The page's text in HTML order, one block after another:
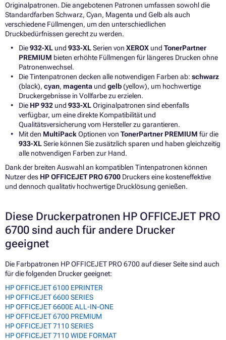
Originalpatronen. Die angebotenen Patronen umfassen sowohl die
Standardfarben Schwarz, Cyan, Magenta und Gelb als auch
verschiedene Füllmengen, um den unterschiedlichen
Druckbedürfnissen gerecht zu werden.
Die932-XL und 933-XLSerien von XEROX und TonerPartner
PREMIUM bieten erhöhte Füllmengen für längeres Drucken ohne
Patronenwechsel.
Die Tintenpatronen decken alle notwendigen Farben ab: schwarz
(black), cyan, magenta und gelb(yellow), um hochwertige
Druckergebnisse in Vollfarbe zu erzielen.
Die HP 932 und 933-XLOriginalpatronen sind ebenfalls
verfügbar, um eine direkte Kompatibilität und
Qualitätsversicherung vom Hersteller zu garantieren.
Mit den MultiPack Optionen von TonerPartner PREMIUM für die
933-XLSerie können Sie zusätzlich sparen und haben gleichzeitig
alle notwendigen Farben zur Hand.
Dank der breiten Auswahl an kompatiblen Tintenpatronen können
Nutzer des HP OFFICEJET PRO 6700 Druckers eine kosteneffektive
und dennoch qualitativ hochwertige Drucklösung genießen.
Diese Druckerpatronen HP OFFICEJET PRO
6700 sind auch für andere Drucker
geeignet
Die Farbpatronen HP OFFICEJET PRO 6700 auf dieser Seite sind auch
für die folgenden Drucker geeignet:
HP OFFICEJET 6100 EPRINTER
HP OFFICEJET 6600 SERIES
HP OFFICEJET 6600E ALL-IN-ONE
HP OFFICEJET 6700 PREMIUM
HP OFFICEJET 7110 SERIES
HP OFFICEJET 7110 WIDE FORMAT